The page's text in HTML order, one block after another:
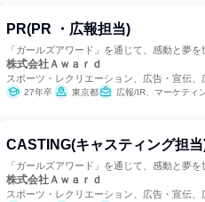
PR(PR ・広報担当)
「ガールズアワード」を通じて、感動と夢を
株式会社Ａｗａｒｄ
スポーツ・レクリエーション、広告・宣伝、
27年卒 東京都 広報/IR、マーケティ
CASTING(キャスティング担
「ガールズアワード」を通じて、感動と夢を
株式会社Ａｗａｒｄ
スポーツ・レクリエーション、広告・宣伝、